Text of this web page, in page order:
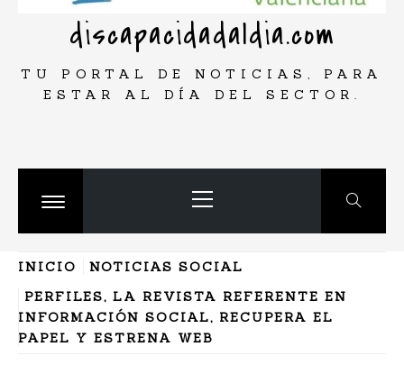
discapacidadaldia.com
TU PORTAL DE NOTICIAS, PARA
ESTAR AL DÍA DEL SECTOR.
Cambiar
principal
INICIO
NOTICIAS SOCIAL
PERFILES, LA REVISTA REFERENTE EN
INFORMACIÓN SOCIAL, RECUPERA EL
PAPEL Y ESTRENA WEB